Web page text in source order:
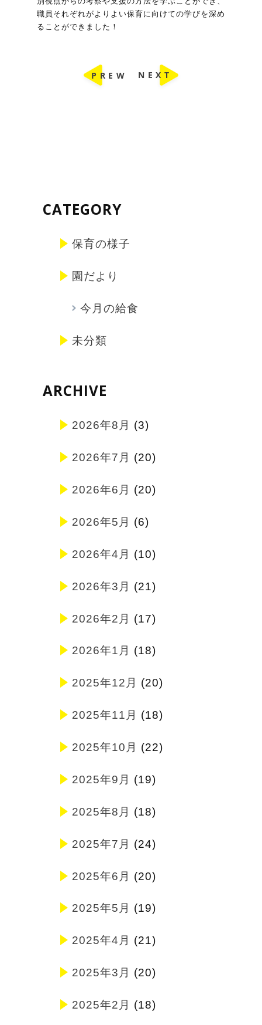
職員それぞれがよりよい保育に向けての学びを深め
ることができました！
CATEGORY
保育の様子
園だより
今月の給食
未分類
ARCHIVE
2026年8月 (3)
2026年7月 (20)
2026年6月 (20)
2026年5月 (6)
2026年4月 (10)
2026年3月 (21)
2026年2月 (17)
2026年1月 (18)
2025年12月 (20)
2025年11月 (18)
2025年10月 (22)
2025年9月 (19)
2025年8月 (18)
2025年7月 (24)
2025年6月 (20)
2025年5月 (19)
2025年4月 (21)
2025年3月 (20)
2025年2月 (18)